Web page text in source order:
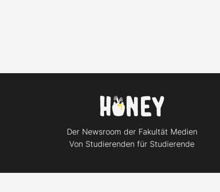
Der Newsroom der Fakultät Medien
Von Studierenden für Studierende